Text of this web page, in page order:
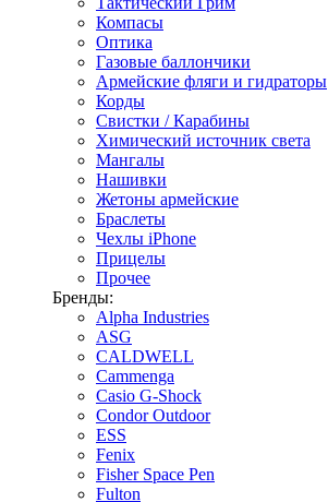
Компасы
Оптика
Газовые баллончики
Армейские фляги и гидраторы
Корды
Свистки / Карабины
Химический источник света
Мангалы
Нашивки
Жетоны армейские
Браслеты
Чехлы iPhone
Прицелы
Прочее
Бренды:
Alpha Industries
ASG
CALDWELL
Cammenga
Casio G-Shock
Condor Outdoor
ESS
Fenix
Fisher Space Pen
Fulton